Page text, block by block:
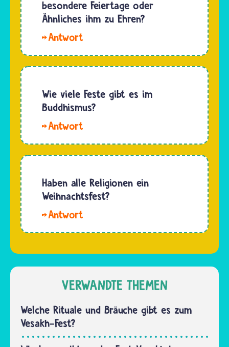
Todesjahr
schwanken…
vor rund
Jahren
im
heutigen…
besondere Feiertage oder
Ähnliches ihm zu Ehren?
Siddhartas
sich nicht
verändert.
den
Buddhistinnen
und
ihre
Religion…
Wie viele Feste gibt es im
Buddhismus?
genaue
buddhistischer
Feste
kaum
ermitteln,
Haben alle Religionen ein
Weihnachtsfest?
feiern
nur
Christinnen
Christen
die
Geburt
VERWANDTE THEMEN
Welche Rituale und Bräuche gibt es zum
Vesakh-Fest?